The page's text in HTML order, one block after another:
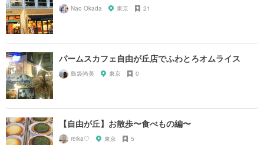
Nao Okada 東京 21
パームスカフェ自由が丘店でふわとろオムライス
島袋尚美 東京 0
【自由が丘】お散歩〜食べもの編〜
reika♡ 東京 5